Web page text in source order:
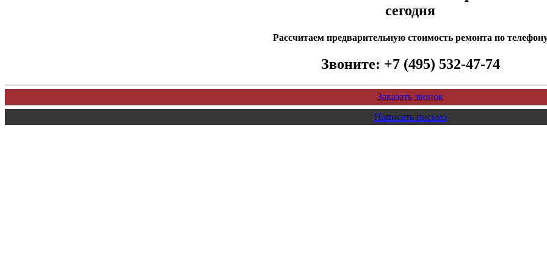
сегодня
Рассчитаем предварительную стоимость ремонта по
Звоните: +7 (495) 532-47-74
Заказать звонок
Написать письмо